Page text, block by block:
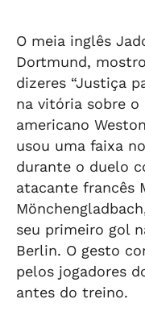
O meia inglês
Dortmund,
dizeres “Justiça
na vitória sobre o
americano
usou uma faixa
durante o duelo
atacante francês
seu primeiro gol
Berlin. O gesto
pelos jogadores
antes do treino.